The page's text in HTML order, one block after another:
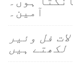
آمین۔
فل وئیر
لکھتے ہیں